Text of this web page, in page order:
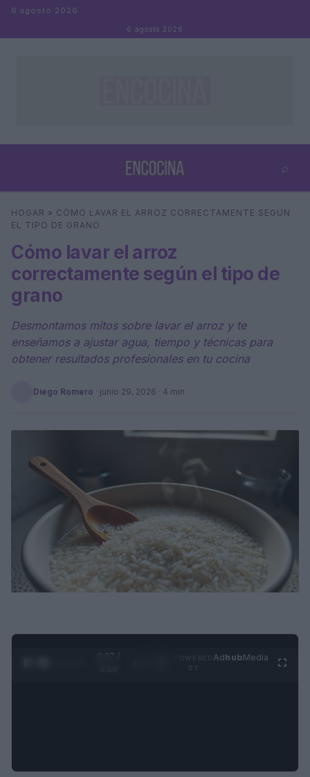
Saltar al contenido
6 agosto 2026
6 agosto 2026
⌕
Buscar ⌕ ×
HOGAR » CÓMO LAVAR EL ARROZ CORRECTAMENTE SEGÚN
EL TIPO DE GRANO
Cómo lavar el arroz
correctamente según el tipo de
grano
Desmontamos mitos sobre lavar el arroz y te
enseñamos a ajustar agua, tiempo y técnicas para
obtener resultados profesionales en tu cocina
Diego Romero · junio 29, 2026 · 4 min
0:28 /
AdhubMedia